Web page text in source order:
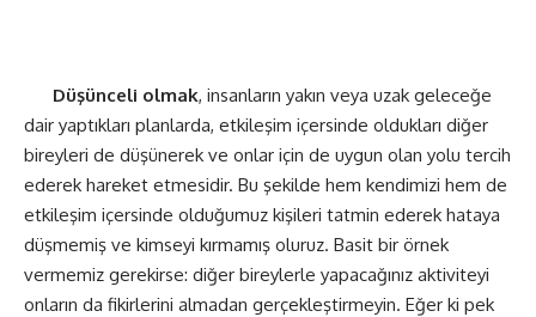
Düşünceli olmak, insanların yakın veya uzak geleceğe
dair yaptıkları planlarda, etkileşim içersinde oldukları diğer
bireyleri de düşünerek ve onlar için de uygun olan yolu tercih
ederek hareket etmesidir. Bu şekilde hem kendimizi hem de
etkileşim içersinde olduğumuz kişileri tatmin ederek hataya
düşmemiş ve kimseyi kırmamış oluruz. Basit bir örnek
vermemiz gerekirse: diğer bireylerle yapacağınız aktiviteyi
onların da fikirlerini almadan gerçekleştirmeyin. Eğer ki pek